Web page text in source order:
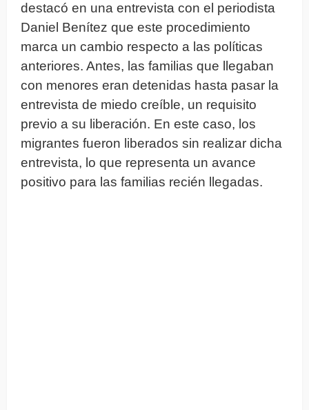
destacó en una entrevista con el periodista
Daniel Benítez que este procedimiento
marca un cambio respecto a las políticas
anteriores. Antes, las familias que llegaban
con menores eran detenidas hasta pasar la
entrevista de miedo creíble, un requisito
previo a su liberación. En este caso, los
migrantes fueron liberados sin realizar dicha
entrevista, lo que representa un avance
positivo para las familias recién llegadas.